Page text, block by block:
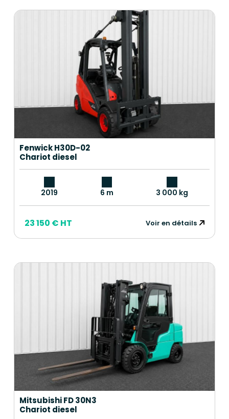
Fenwick H30D-02
Chariot diesel
2019 6 m 3 000 kg
23 150 € HT Voir en détails
Mitsubishi FD 30N3
Chariot diesel